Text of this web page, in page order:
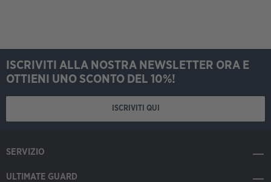
ISCRIVITI ALLA NOSTRA NEWSLETTER ORA E
OTTIENI UNO SCONTO DEL 10%!
ISCRIVITI QUI
SERVIZIO
ULTIMATE GUARD